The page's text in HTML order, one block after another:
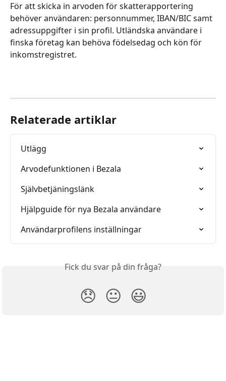
För att skicka in arvoden för skatterapportering
behöver användaren: personnummer, IBAN/BIC samt
adressuppgifter i sin profil. Utländska användare i
finska företag kan behöva födelsedag och kön för
inkomstregistret.
Relaterade artiklar
Utlägg
Arvodefunktionen i Bezala
Självbetjäningslänk
Hjälpguide för nya Bezala användare
Användarprofilens inställningar
Fick du svar på din fråga?
😞 😐 😃